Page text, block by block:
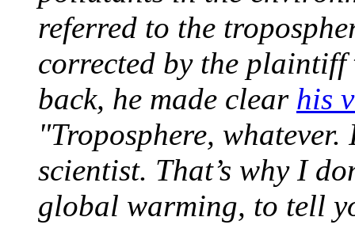
referred to the
corrected by the
back, he made clear his
"Troposphere,
scientist. That’s why I
global warming, to tell